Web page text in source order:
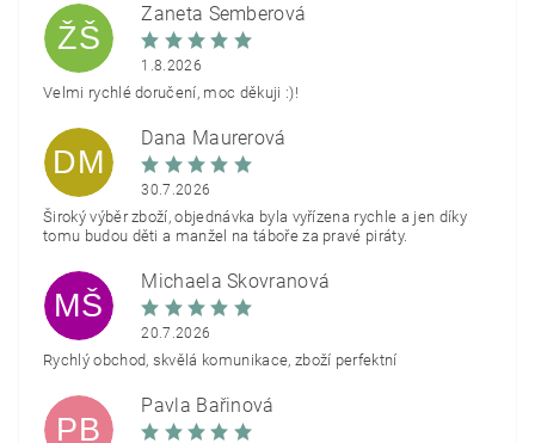
ŽŠ
Žaneta Šemberová
1.8.2026
Velmi rychlé doručení, moc děkuji :)!
DM
Dana Maurerová
30.7.2026
Široký výběr zboží, objednávka byla vyřízena rychle a jen díky
tomu budou děti a manžel na táboře za pravé piráty.
MŠ
Michaela Škovranová
20.7.2026
Rychlý obchod, skvělá komunikace, zboží perfektní
PB
Pavla Bařinová